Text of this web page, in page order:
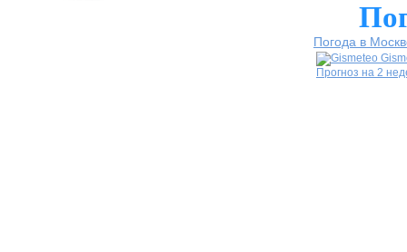
Погода в
Прогноз на 2